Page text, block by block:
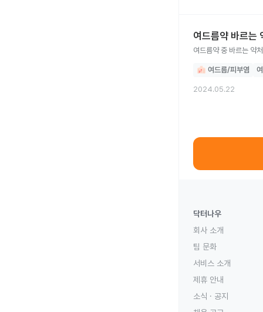
여드름약 바르는
여드름약 중 바르는 약
여드름/피부염
2024.05.22
닥터나우
회사 소개
팀 문화
서비스 소개
제휴 안내
소식 · 공지